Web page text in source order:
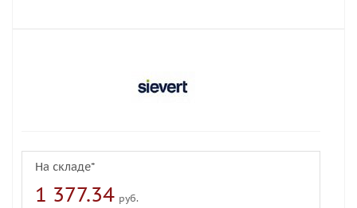
На складе*
1 377.34 руб.